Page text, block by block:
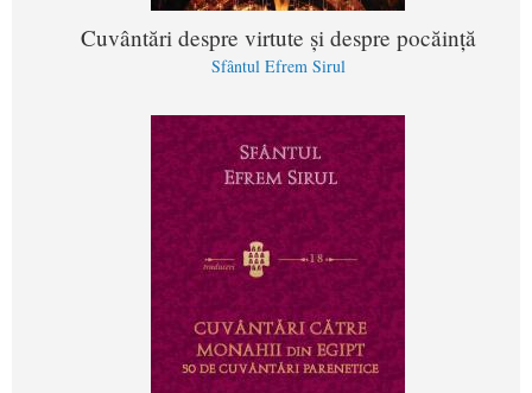
Cuvântări despre virtute şi despre pocăinţă
Sfântul Efrem Sirul